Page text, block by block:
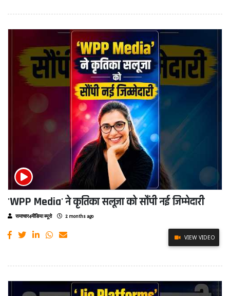
'WPP Media' ने कृतिका सलूजा को सौंपी नई जिम्मेदारी
समाचार4मीडिया ब्यूरो 2 months ago
VIEW VIDEO